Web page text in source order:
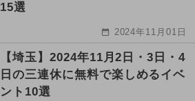
15選
2024年11月01日
【埼玉】2024年11月2日・3日・4
日の三連休に無料で楽しめるイベ
ント10選